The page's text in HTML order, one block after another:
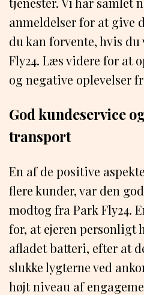
anmeldelser for at give
du kan forvente, hvis
Fly24. Læs videre for at
og negative oplevelser
God kundeservice
transport
En af de positive
flere kunder, var den
modtog fra Park Fly24.
for, at ejeren personligt
afladet batteri, efter at
slukke lygterne ved
højt niveau af